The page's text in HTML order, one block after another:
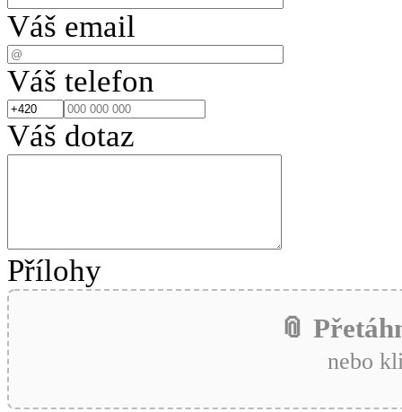
Váš email
Váš telefon
Váš dotaz
Přílohy
📎
nebo